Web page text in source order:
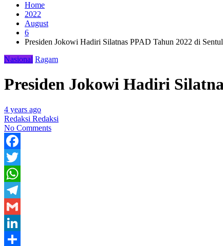
Home
2022
August
6
Presiden Jokowi Hadiri Silatnas PPAD Tahun 2022 di Sentul
Nasional Ragam
Presiden Jokowi Hadiri
4 years ago
Redaksi Redaksi
No Comments
Facebook
Twitter
WhatsApp
Telegram
Gmail
LinkedIn